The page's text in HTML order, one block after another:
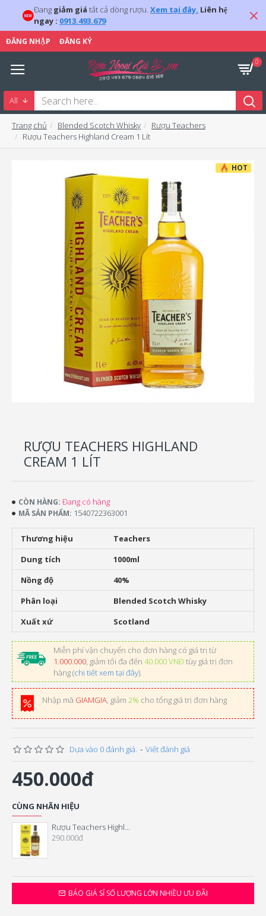
Đang giảm giá tất cả dòng rượu. Xem tại đây. Liên hệ
ngay : 0913.493.679
ĐĂNG NHẬP ĐĂNG KÝ
0
All
Trang chủ Blended Scotch Whisky
Rượu Teachers
Rượu Teachers Highland Cream 1 Lít
HOT
RƯỢU TEACHERS HIGHLAND
CREAM 1 LÍT
Thương hiệu
Teachers
Dung tích
1000ml
Nồng độ
40%
Phân loại
Blended Scotch Whisky
Xuất xứ
Scotland
Miễn phí vận chuyển cho đơn hàng có giá trị từ
1.000.000, giảm tối đa đến 40.000 VNĐtùy giá trị đơn
hàng (chi tiết xem tại đây).
Nhập mã GIAMGIA, giảm 2% cho tổng giá trị đơn hàng
CÒN HÀNG: Đang có hàng
MÃ SẢN PHẨM: 1540722363001
Dựa vào 0 đánh giá. - Viết đánh giá
450.000đ
BÁO GIÁ SỈ SỐ LƯỢNG LỚN NHIỀU ƯU ĐÃI
CÙNG NHÃN HIỆU
Rượu Teachers Highland Cream 700ml
290.000đ